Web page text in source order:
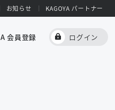
お知らせ KAGOYA パートナー
会員登録 ログイン